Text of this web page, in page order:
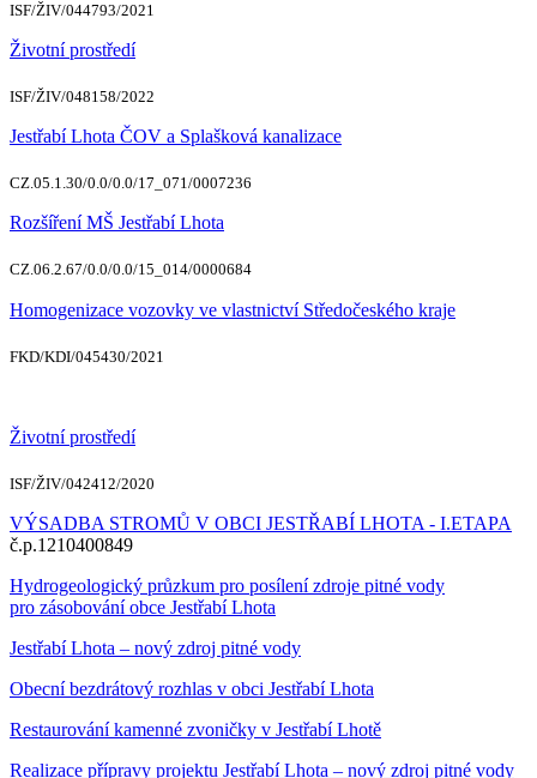
ISF/ŽIV/044793/2021
Životní prostředí
ISF/ŽIV/048158/2022
Jestřabí Lhota ČOV a Splašková kanalizace
CZ.05.1.30/0.0/0.0/17_071/0007236
Rozšíření MŠ Jestřabí Lhota
CZ.06.2.67/0.0/0.0/15_014/0000684
Homogenizace vozovky ve vlastnictví Středočeského kraje
FKD/KDI/045430/2021
Životní prostředí
ISF/ŽIV/042412/2020
VÝSADBA STROMŮ V OBCI JESTŘABÍ LHOTA - I.ETAPA
č.p.1210400849
Hydrogeologický průzkum pro posílení zdroje pitné vody
pro zásobování obce Jestřabí Lhota
Jestřabí Lhota – nový zdroj pitné vody
Obecní bezdrátový rozhlas v obci Jestřabí Lhota
Restaurování kamenné zvoničky v Jestřabí Lhotě
Realizace přípravy projektu Jestřabí Lhota – nový zdroj pitné vody